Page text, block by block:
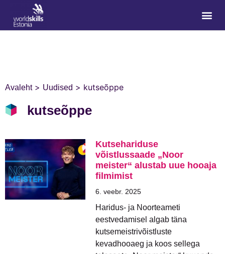
Avaleht> Uudised > kutseõppe
kutseõppe
Kutsehariduse
võistlussaade „Noor
meister“ alustab uue hooaja
filmimist
6. veebr. 2025
Haridus- ja Noorteameti
eestvedamisel algab täna
kutsemeistrivõistluste
kevadhooaeg ja koos sellega